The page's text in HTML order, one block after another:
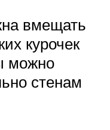
вмещать
курочек
можно
стенам